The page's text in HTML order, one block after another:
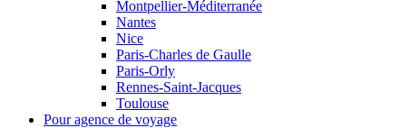
Montpellier-Méditerranée
Nantes
Nice
Paris-Charles de Gaulle
Paris-Orly
Rennes-Saint-Jacques
Toulouse
Pour agence de voyage